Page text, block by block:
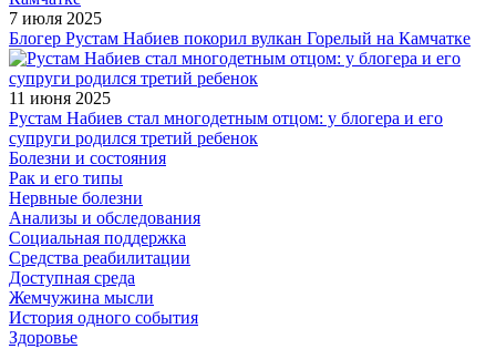
7 июля 2025
Блогер Рустам Набиев покорил вулкан Горелый на Камчатке
11 июня 2025
Рустам Набиев стал многодетным отцом: у блогера и его
супруги родился третий ребенок
Болезни и состояния
Рак и его типы
Нервные болезни
Анализы и обследования
Социальная поддержка
Средства реабилитации
Доступная среда
Жемчужина мысли
История одного события
Здоровье